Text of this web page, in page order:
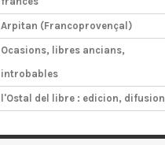
Arpitan (Francoprovençal)
Ocasions, libres ancians,
introbables
l'Ostal del libre : edicion, difusion